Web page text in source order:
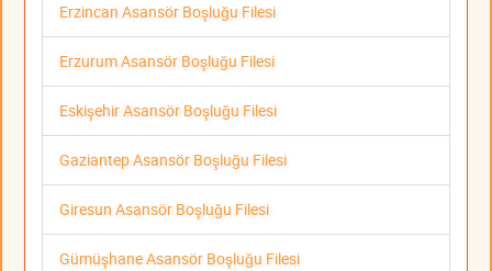
Erzincan Asansör Boşluğu Filesi
Erzurum Asansör Boşluğu Filesi
Eskişehir Asansör Boşluğu Filesi
Gaziantep Asansör Boşluğu Filesi
Giresun Asansör Boşluğu Filesi
Gümüşhane Asansör Boşluğu Filesi